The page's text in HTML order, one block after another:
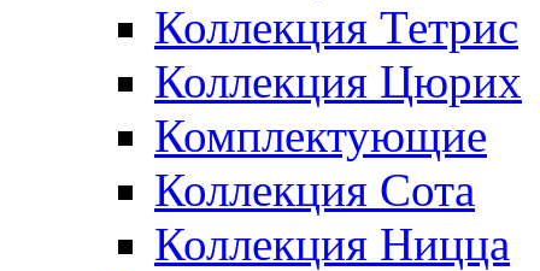
Коллекция Тетрис
Коллекция Цюрих
Комплектующие
Коллекция Сота
Коллекция Ницца